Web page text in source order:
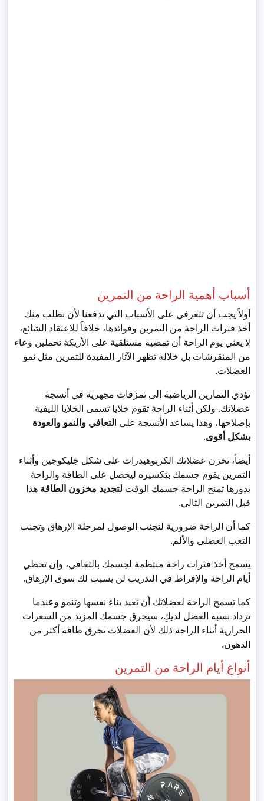
أسباب أهمية الراحة من التمرين
أولاً يجب أن تتعرفي على الأسباب التي تدفعنا لأن نطلب منك
أخذ فترات الراحة من التمرين وفوائدها، خلافاً للاعتقاد الشائع،
لا يعني يوم الراحة أن تمضيه مستلقية على الأريكة تحملين وعاء
من المنقرشات بل خلاله تظهر الآثار المفيدة للتمرين مثل نمو
العضلات.
تؤدي التمارين الرياضية إلى تمزقات مجهرية في أنسجة
عضلاتك. ولكن أثناء الراحة تقوم خلايا تسمى الخلايا الليفية
بإصلاحها، وهذا يساعد الأنسجة على التعافي والنمو والعودة
بشكل أقوى.
أيضاً، تخزن عضلاتك الكربوهيدرات على شكل جليكوجين وأثناء
التمرين يقوم جسمك بتكسيره ليحصل على الطاقة والراحة
بدورها تمنح الراحة جسمك الوقت لتجديد مخزون الطاقة هذا
قبل التمرين التالي.
كما أن الراحة ضرورية لتجنب الوصول لمرحلة الإرهاق وتجنب
التعب العضلي والألم.
يسمح أخذ فترات راحة منتظمة لجسمك بالتعافي، وإن تخطي
أيام الراحة والإفراط في التدريب لن يسبب لك سوى الإرهاق.
كما تسمح الراحة لعضلاتك أن تعيد بناء نفسها وتنمو وعندما
تزداد نسبة العضل لديكِ، سيحرق جسمك المزيد من السعرات
الحرارية أثناء الراحة ذلك لأن العضلات تحرق طاقة أكثر من
الدهون.
أنواع أيام الراحة من التمرين